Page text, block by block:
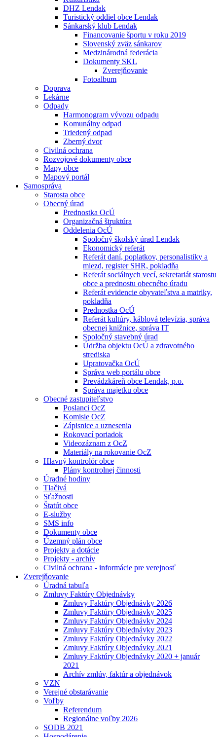
DHZ Lendak
Turistický oddiel obce Lendak
Sánkarský klub Lendak
Financovanie športu v roku 2019
Slovenský zväz sánkarov
Medzinárodná federácia
Dokumenty SKL
Zverejňovanie
Fotoalbum
Doprava
Lekárne
Odpady
Harmonogram vývozu odpadu
Komunálny odpad
Triedený odpad
Zberný dvor
Civilná ochrana
Rozvojové dokumenty obce
Mapy obce
Mapový portál
Samospráva
Starosta obce
Obecný úrad
Prednostka OcÚ
Organizačná štruktúra
Oddelenia OcÚ
Spoločný školský úrad Lendak
Ekonomický referát
Referát daní, poplatkov, personalistiky a
miezd, register SHR, pokladňa
Referát sociálnych vecí, sekretariát starostu
obce a prednostu obecného úradu
Referát evidencie obyvateľstva a matriky,
pokladňa
Prednostka OcÚ
Referát kultúry, káblová televízia, správa
obecnej knižnice, správa IT
Spoločný stavebný úrad
Údržba objektu OcÚ a zdravotného
strediska
Upratovačka OcÚ
Správa web portálu obce
Prevádzkáreň obce Lendak, p.o.
Správa majetku obce
Obecné zastupiteľstvo
Poslanci OcZ
Komisie OcZ
Zápisnice a uznesenia
Rokovací poriadok
Videozáznam z OcZ
Materiály na rokovanie OcZ
Hlavný kontrolór obce
Plány kontrolnej činnosti
Úradné hodiny
Tlačivá
Sťažnosti
Štatút obce
E-služby
SMS info
Dokumenty obce
Územný plán obce
Projekty a dotácie
Projekty - archív
Civilná ochrana - informácie pre verejnosť
Zverejňovanie
Úradná tabuľa
Zmluvy Faktúry Objednávky
Zmluvy Faktúry Objednávky 2026
Zmluvy Faktúry Objednávky 2025
Zmluvy Faktúry Objednávky 2024
Zmluvy Faktúry Objednávky 2023
Zmluvy Faktúry Objednávky 2022
Zmluvy Faktúry Objednávky 2021
Zmluvy Faktúry Objednávky 2020 + január
2021
Archív zmlúv, faktúr a objednávok
VZN
Verejné obstarávanie
Voľby
Referendum
Regionálne voľby 2026
SODB 2021